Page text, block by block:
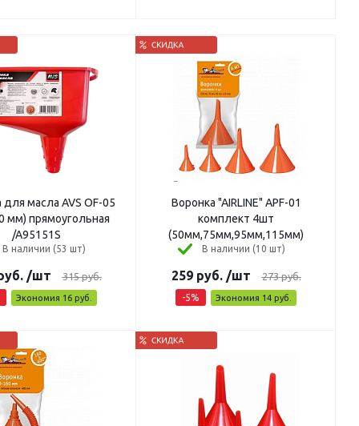
для масла AVS OF-05
мм) прямоугольная
/A95151S
В наличии (53 шт)
/шт 315руб.
Экономия 16руб.
Воронка "AIRLINE" APF-01
комплект 4шт
(50мм,75мм,95мм,115мм)
В наличии (10 шт)
259руб. /шт 273руб.
-5% Экономия 14руб.